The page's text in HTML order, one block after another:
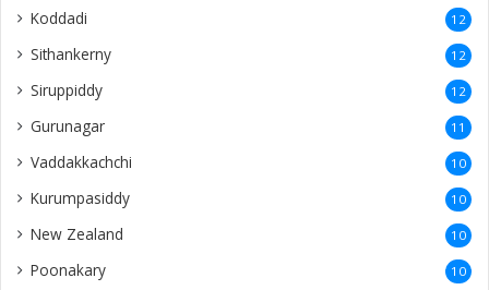
Koddadi 12
Sithankerny 12
Siruppiddy 12
Gurunagar 11
Vaddakkachchi 10
Kurumpasiddy 10
New Zealand 10
Poonakary 10